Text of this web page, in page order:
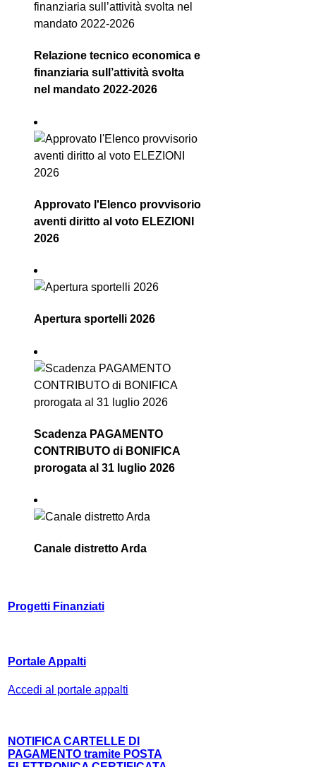
Relazione tecnico economica e
finanziaria sull’attività svolta
nel mandato 2022-2026
Approvato l'Elenco provvisorio
aventi diritto al voto ELEZIONI
2026
Apertura sportelli 2026
Scadenza PAGAMENTO
CONTRIBUTO di BONIFICA
prorogata al 31 luglio 2026
Canale distretto Arda
Progetti Finanziati
Portale Appalti
Accedi al portale appalti
NOTIFICA CARTELLE DI
PAGAMENTO tramite POSTA